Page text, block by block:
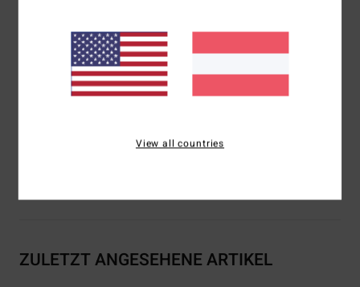
Dicke:3/2 mm
Einstieg:Reißverschluss am Rücken
Flachnähte – weich, flexibel und haltbar
ZULETZT ANGESEHENE ARTIKEL
View all countries